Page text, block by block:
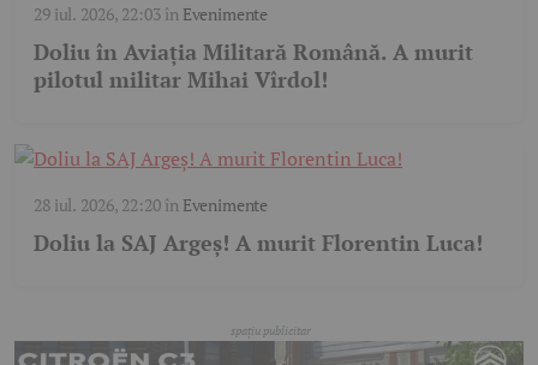
29 iul. 2026, 22:03în Evenimente
Doliu în Aviația Militară Română. A murit
pilotul militar Mihai Vîrdol!
28 iul. 2026, 22:20în Evenimente
Doliu la SAJ Argeș! A murit Florentin Luca!